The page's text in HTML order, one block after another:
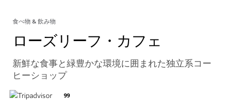
食べ物 & 飲み物
ローズリーフ・カフェ
新鮮な食事と緑豊かな環境に囲まれた独立系コー
ヒーショップ
99